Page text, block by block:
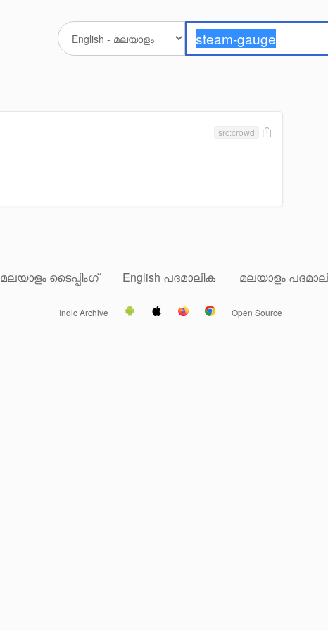
src:crowd
മലയാളം ടൈപ്പിംഗ് English പദമാലിക മലയാളം
Indic Archive Open Source